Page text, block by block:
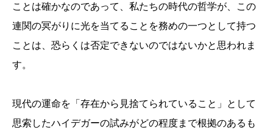
ことは確かなのであって、私たちの時代の哲学が、この
連関の冥がりに光を当てることを務めの一つとして持つ
ことは、恐らくは否定できないのではないかと思われま
す。
現代の運命を「存在から見捨てられていること」として
思索したハイデガーの試みがどの程度まで根拠のあるも